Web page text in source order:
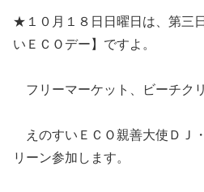
★１０月１８日日曜日は、第三
いＥＣＯデー】ですよ。
フリーマーケット、ビーチク
えのすいＥＣＯ親善大使ＤＪ
リーン参加します。